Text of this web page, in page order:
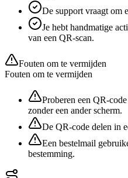
De support vraagt om
Je hebt handmatige
van een QR-scan.
Fouten om te vermijden
Fouten om te vermijden
Proberen een QR-
zonder een ander scherm.
De QR-code delen in
Een bestelmail
bestemming.